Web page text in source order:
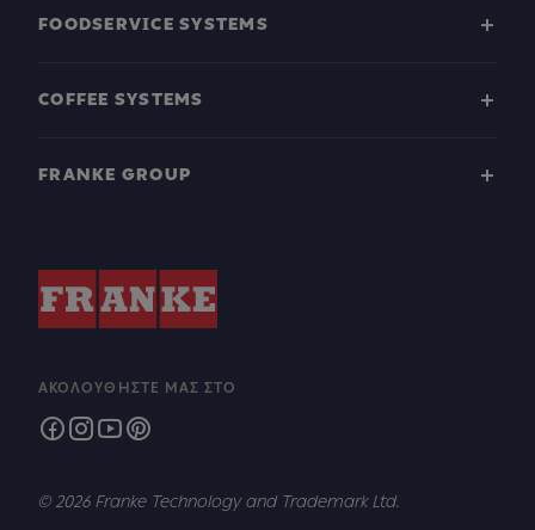
FOODSERVICE SYSTEMS
COFFEE SYSTEMS
FRANKE GROUP
ΑΚΟΛΟΥΘΉΣΤΕ ΜΑΣ ΣΤΟ
© 2026 Franke Technology and Trademark Ltd.